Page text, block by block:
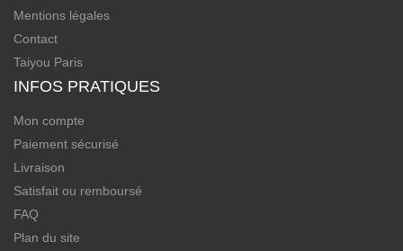
Mentions légales
Contact
Taiyou Paris
INFOS PRATIQUES
Mon compte
Paiement sécurisé
Livraison
Satisfait ou remboursé
FAQ
Plan du site